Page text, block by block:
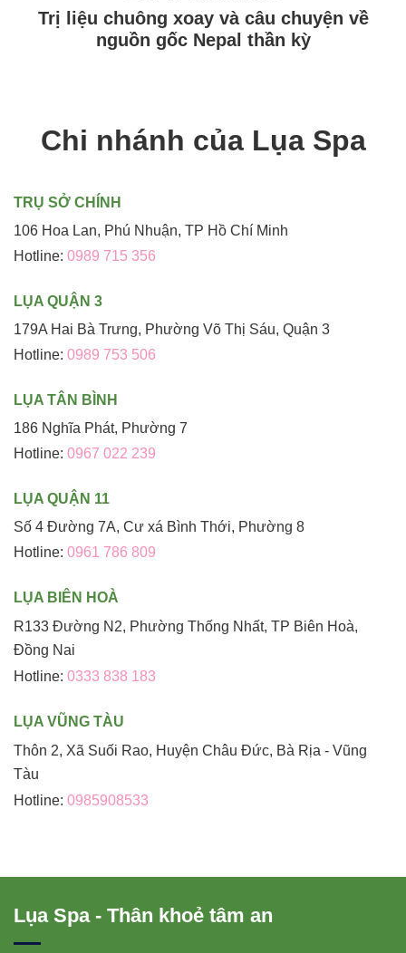
Trị liệu chuông xoay và câu chuyện về
nguồn gốc Nepal thần kỳ
Chi nhánh của Lụa Spa
TRỤ SỞ CHÍNH
106 Hoa Lan, Phú Nhuận, TP Hồ Chí Minh
Hotline: 0989 715 356
LỤA QUẬN 3
179A Hai Bà Trưng, Phường Võ Thị Sáu, Quận 3
Hotline: 0989 753 506
LỤA TÂN BÌNH
186 Nghĩa Phát, Phường 7
Hotline: 0967 022 239
LỤA QUẬN 11
Số 4 Đường 7A, Cư xá Bình Thới, Phường 8
Hotline: 0961 786 809
LỤA BIÊN HOÀ
R133 Đường N2, Phường Thống Nhất, TP Biên Hoà,
Đồng Nai
Hotline: 0333 838 183
LỤA VŨNG TÀU
Thôn 2, Xã Suối Rao, Huyện Châu Đức, Bà Rịa - Vũng
Tàu
Hotline: 0985908533
Lụa Spa - Thân khoẻ tâm an